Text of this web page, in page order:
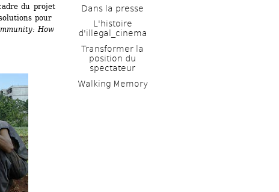
du projet
pour
How
Dans la presse
L'histoire
d'illegal_cinema
Transformer la
position du
spectateur
Walking Memory